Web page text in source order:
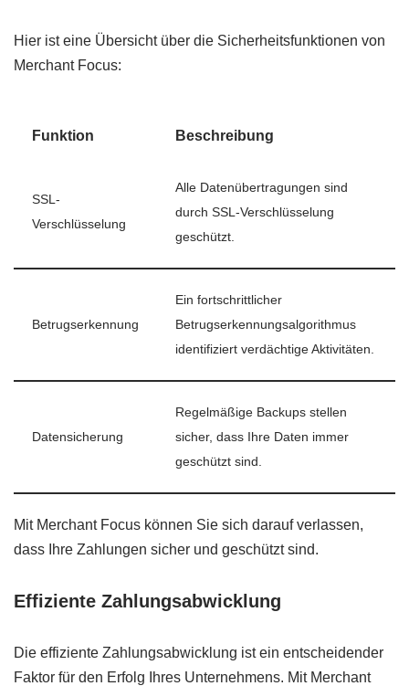
Hier ist eine Übersicht über die Sicherheitsfunktionen von
Merchant Focus:
Funktion Beschreibung
SSL-
Verschlüsselung
Alle Datenübertragungen sind
durch SSL-Verschlüsselung
geschützt.
Betrugserkennung
Ein fortschrittlicher
Betrugserkennungsalgorithmus
identifiziert verdächtige Aktivitäten.
Datensicherung
Regelmäßige Backups stellen
sicher, dass Ihre Daten immer
geschützt sind.
Mit Merchant Focus können Sie sich darauf verlassen,
dass Ihre Zahlungen sicher und geschützt sind.
Effiziente Zahlungsabwicklung
Die effiziente Zahlungsabwicklung ist ein entscheidender
Faktor für den Erfolg Ihres Unternehmens. Mit Merchant